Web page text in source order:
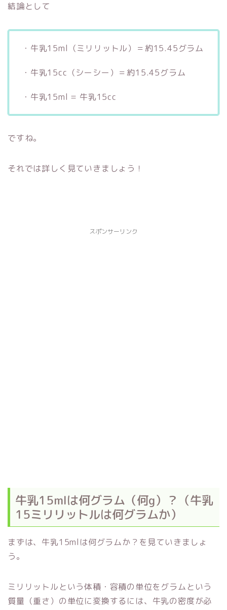
結論として
・牛乳15ml（ミリリットル）＝約15.45グラム
・牛乳15cc（シーシー）＝約15.45グラム
・牛乳15ml = 牛乳15cc
ですね。
それでは詳しく見ていきましょう！
スポンサーリンク
牛乳15mlは何グラム（何g）？（牛乳
15ミリリットルは何グラムか）
まずは、牛乳15mlは何グラムか？を見ていきましょ
う。
ミリリットルという体積・容積の単位をグラムという
質量（重さ）の単位に変換するには、牛乳の密度が必